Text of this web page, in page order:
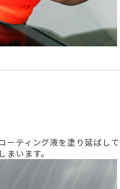
ーティング液を塗り延ばし
います。